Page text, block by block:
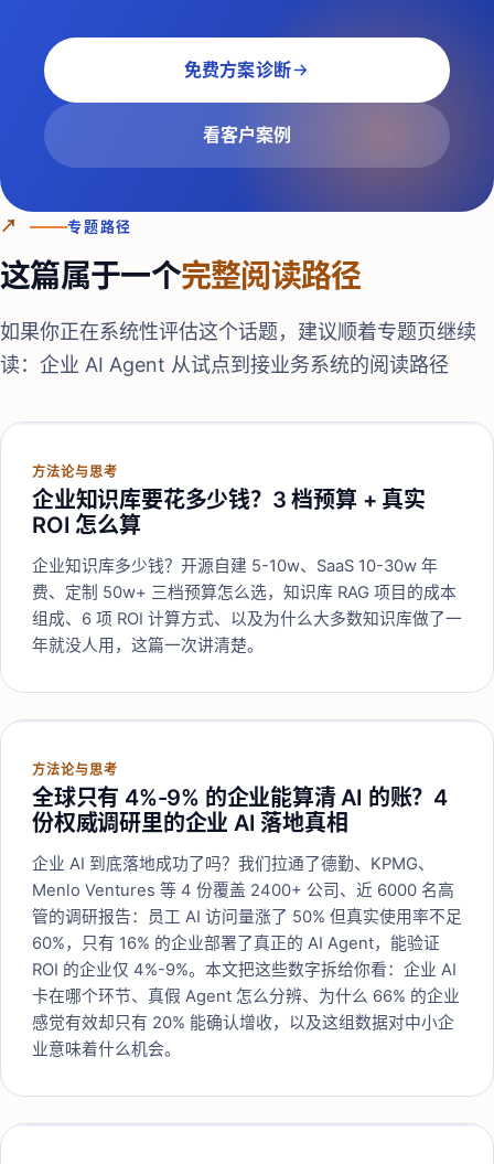
免费方案诊断
看客户案例
↗ 专题路径
这篇属于一个完整阅读路径
如果你正在系统性评估这个话题，建议顺着专题页继续
读： 企业 AI Agent 从试点到接业务系统的阅读路径
方法论与思考
企业知识库要花多少钱？3 档预算 + 真实
ROI 怎么算
企业知识库多少钱？开源自建 5-10w、SaaS 10-30w 年
费、定制 50w+ 三档预算怎么选，知识库 RAG 项目的成本
组成、6 项 ROI 计算方式、以及为什么大多数知识库做了一
年就没人用，这篇一次讲清楚。
方法论与思考
全球只有 4%-9% 的企业能算清 AI 的账？4
份权威调研里的企业 AI 落地真相
企业 AI 到底落地成功了吗？我们拉通了德勤、KPMG、
Menlo Ventures 等 4 份覆盖 2400+ 公司、近 6000 名高
管的调研报告：员工 AI 访问量涨了 50% 但真实使用率不足
60%，只有 16% 的企业部署了真正的 AI Agent，能验证
ROI 的企业仅 4%-9%。本文把这些数字拆给你看：企业 AI
卡在哪个环节、真假 Agent 怎么分辨、为什么 66% 的企业
感觉有效却只有 20% 能确认增收，以及这组数据对中小企
业意味着什么机会。